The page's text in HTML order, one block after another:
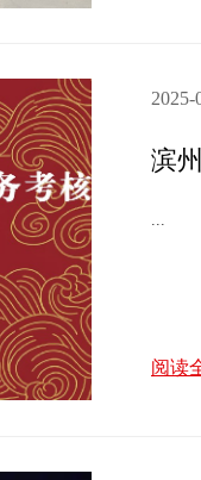
2025-
滨
...
阅读